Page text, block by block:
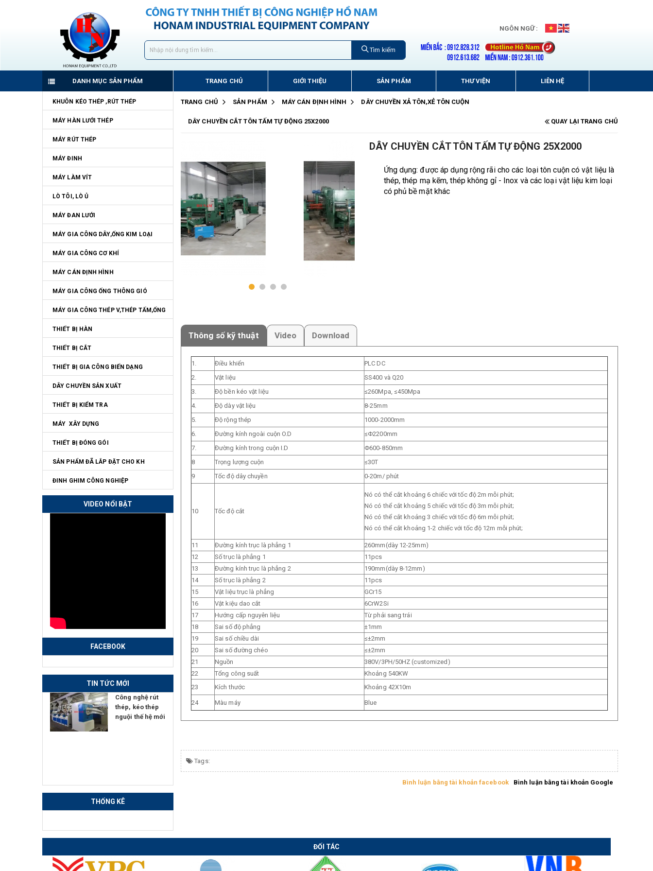
NGÔN NGỮ :
Tìm kiếm
DANH MỤC SẢN PHẨM TRANG CHỦ GIỚI THIỆU SẢN PHẨM THƯ VIỆN LIÊN HỆ
KHUÔN KÉO THÉP ,RÚT THÉP
MÁY HÀN LƯỚI THÉP
MÁY RÚT THÉP
MÁY ĐINH
MÁY LÀM VÍT
LÒ TÔI, LÒ Ủ
MÁY ĐAN LƯỚI
MÁY GIA CÔNG DÂY,ỐNG KIM LOẠI
MÁY GIA CÔNG CƠ KHÍ
MÁY CÁN ĐỊNH HÌNH
MÁY GIA CÔNG ỐNG THÔNG GIÓ
MÁY GIA CÔNG THÉP V,THÉP TẤM,ỐNG
THIẾT BỊ HÀN
THIẾT BỊ CẮT
THIẾT BỊ GIA CÔNG BIẾN DẠNG
DÂY CHUYỀN SẢN XUẤT
THIẾT BỊ KIỂM TRA
MÁY  XÂY DỰNG
THIẾT BỊ ĐÓNG GÓI
SẢN PHẨM ĐÃ LẮP ĐẶT CHO KH
ĐINH GHIM CÔNG NGHIỆP
VIDEO NỔI BẬT
FACEBOOK
TIN TỨC MỚI
Công nghệ rút
thép, kéo thép
nguội thế hệ mới
Chuyển giao
Chuyển giao
công nghệ máy
Lắp đặt máy hàn
THỐNG KÊ
TRANG CHỦ SẢN PHẨM MÁY CÁN ĐỊNH HÌNH DÂY CHUYỀN XẢ TÔN,XẺ TÔN CUỘN
DÂY CHUYỀN CẮT TÔN TẤM TỰ ĐỘNG 25X2000 QUAY LẠI TRANG CHỦ
DÂY CHUYỀN CẮT TÔN TẤM TỰ ĐỘNG 25X2000
Ứng dụng: được áp dụng rộng rãi cho các loại tôn cuộn có vật liệu là
thép, thép mạ kẽm, thép không gỉ - Inox và các loại vật liệu kim loại
có phủ bề mặt khác
Thông số kỹ thuật Video Download
1. Điều khiển
PLC DC
2.
Vật liệu
SS400 và Q20
3.
Độ bền kéo vật liệu
≤260Mpa, ≤450Mpa
4.
Độ dày vật liệu
8-25mm
5.
Độ rộng thép
1000-2000mm
6.
Đường kính ngoài cuộn O.D
≤Φ2200mm
7.
Đường kính trong cuộn I.D
Φ600-850mm
8
Trọng lượng cuộn
≤30T
9
Tốc độ dây chuyền 0-20m/ phút
10 Tốc độ cắt
Nó có thể cắt khoảng 6 chiếc với tốc độ 2m mỗi phút;
Nó có thể cắt khoảng 5 chiếc với tốc độ 3m mỗi phút;
Nó có thể cắt khoảng 3 chiếc với tốc độ 6m mỗi phút;
Nó có thể cắt khoảng 1-2 chiếc với tốc độ 12m mỗi phút;
11 Đường kính trục là phẳng 1
260mm(dày 12-25mm)
12
Số trục là phẳng 1
11pcs
13
Đường kính trục là phẳng 2
190mm(dày 8-12mm)
14
Số trục là phẳng 2
11pcs
15
Vật liệu trục là phẳng
GCr15
16
Vật kiệu dao cắt
6CrW2Si
17
Hướng cấp nguyên liệu
Từ phải sang trái
18
Sai số độ phẳng
±1mm
19
Sai số chiều dài
≤±2mm
20
Sai số đường chéo
≤±2mm
21
Nguồn
380V/3PH/50HZ (customized)
22
Tổng công suất
Khoảng 540KW
23
Kích thước Khoảng 42X10m
24 Màu máy Blue
Tags:
Bình luận bằng tài khoản facebook Bình luận bằng tài khoản Google
ĐỐI TÁC